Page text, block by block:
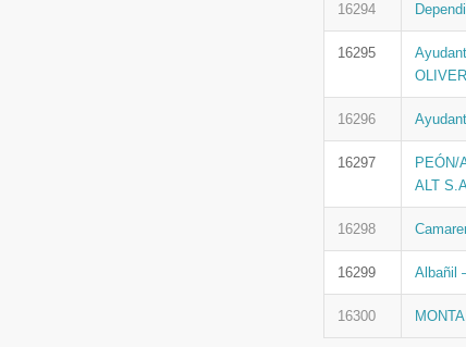
16294
16295
16296
16297
PEÓN/
ALT
16298
16299 Albañil
16300